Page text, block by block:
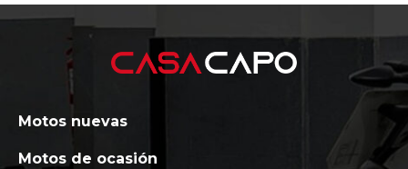
Motos nuevas
Motos de ocasión